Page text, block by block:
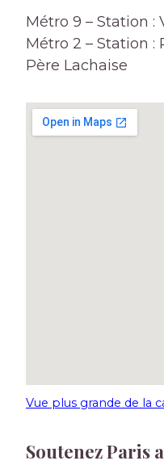
Métro 9 – Station :
Métro 2 – Station
Père Lachaise
Vue plus grande de la
Soutenez Paris